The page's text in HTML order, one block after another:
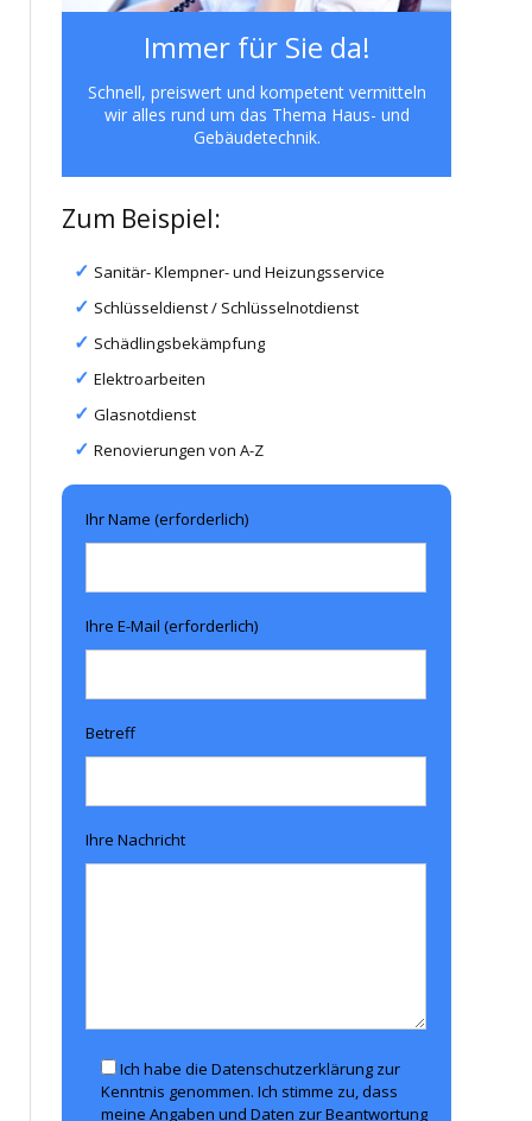
Immer für Sie da!
Schnell, preiswert und kompetent vermitteln
wir alles rund um das Thema Haus- und
Gebäudetechnik.
Zum Beispiel:
Sanitär- Klempner- und Heizungsservice
Schlüsseldienst / Schlüsselnotdienst
Schädlingsbekämpfung
Elektroarbeiten
Glasnotdienst
Renovierungen von A-Z
Ihr Name (erforderlich)
Ihre E-Mail (erforderlich)
Betreff
Ihre Nachricht
Ich habe die Datenschutzerklärung zur
Kenntnis genommen. Ich stimme zu, dass
meine Angaben und Daten zur Beantwortung